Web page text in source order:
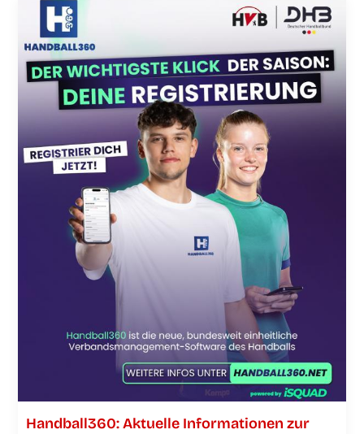
Handball360: Aktu­el­le Infor­ma­tio­nen zur